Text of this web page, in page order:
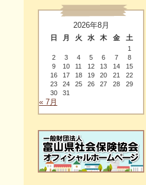
2026年8月
日 月 火 水 木 金 土
1
2
3 4 5 6 7
8
9
10 11 12 13 14
15
16
17 18 19 20 21
22
23
24 25 26 27 28
29
30
31
« 7月